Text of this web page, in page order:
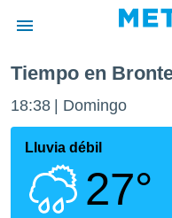
de
ha sido
para
que se
Tiempo en
18:38 Domingo
Lluvia débil
27°